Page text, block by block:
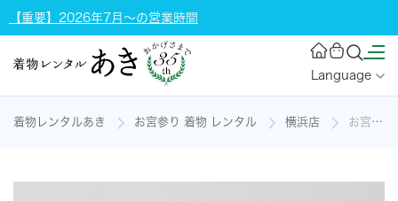
【重要】2026年7月～の営業時間
Language
着物レンタルあき お宮参り 着物 レンタル 横浜店 お宮参り 男児【紺地に鷹・熨斗目模様】の着物レンタル